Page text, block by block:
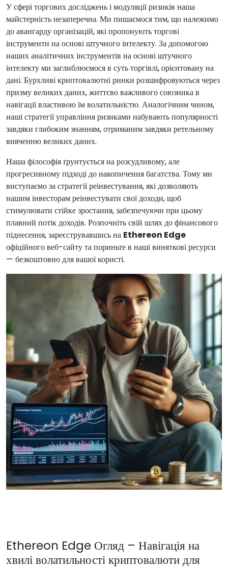
У сфері торгових досліджень і модуляції ризиків наша
майстерність незаперечна. Ми пишаємося тим, що належимо
до авангарду організацій, які пропонують торгові
інструменти на основі штучного інтелекту. За допомогою
наших аналітичних інструментів на основі штучного
інтелекту ми заглиблюємося в суть торгівлі, орієнтовану на
дані. Бурхливі криптовалютні ринки розшифровуються через
призму великих даних, життєво важливого союзника в
навігації властивою їм волатильністю. Аналогічним чином,
наші стратегії управління ризиками набувають популярності
завдяки глибоким знанням, отриманим завдяки ретельному
вивченню великих даних.
Наша філософія ґрунтується на розсудливому, але
прогресивному підході до накопичення багатства. Тому ми
виступаємо за стратегії реінвестування, які дозволяють
нашим інвесторам реінвестувати свої доходи, щоб
стимулювати стійке зростання, забезпечуючи при цьому
плавний потік доходів. Розпочніть свій шлях до фінансового
піднесення, зареєструвавшись на Ethereon Edge
офіційного веб-сайту та пориньте в наші виняткові ресурси
— безкоштовно для вашої користі.
Ethereon Edge Огляд – Навігація на
хвилі волатильності криптовалюти для